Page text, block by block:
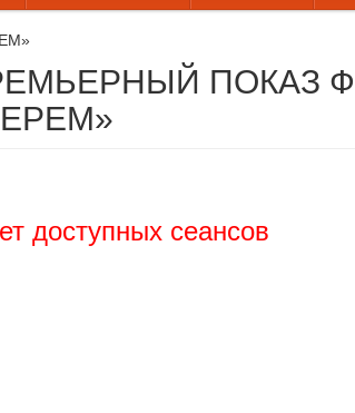
ПОКАЗ
доступных сеансов